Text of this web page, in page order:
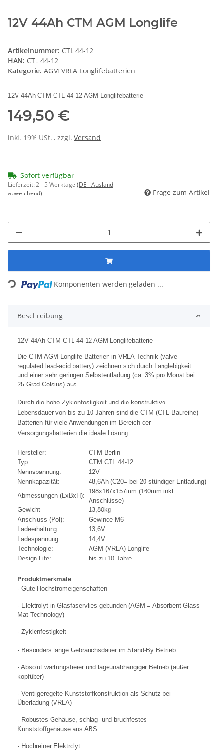
12V 44Ah CTM AGM Longlife
Artikelnummer: CTL 44-12
HAN: CTL 44-12
Kategorie: AGM VRLA Longlifebatterien
12V 44Ah CTM CTL 44-12 AGM Longlifebatterie
149,50 €
inkl. 19% USt. , zzgl. Versand
Sofort verfügbar
Lieferzeit:2 - 5 Werktage (DE - Ausland
abweichend)
Frage zum Artikel
Loading... Komponenten werden geladen ...
Beschreibung
12V 44Ah CTM CTL 44-12 AGM Longlifebatterie
Die CTM AGM Longlife Batterien in VRLA Technik (valve-
regulated lead-acid battery) zeichnen sich durch Langlebigkeit
und einer sehr geringen Selbstentladung (ca. 3% pro Monat bei
25 Grad Celsius) aus.
Durch die hohe Zyklenfestigkeit und die konstruktive
Lebensdauer von bis zu 10 Jahren sind die CTM (CTL-Baureihe)
Batterien für viele Anwendungen im Bereich der
Versorgungsbatterien die ideale Lösung.
Hersteller:
CTM Berlin
Typ:
CTM CTL 44-12
Nennspannung:
12V
Nennkapazität:
48,6Ah (C20= bei 20-stündiger Entladung)
Abmessungen (LxBxH):
198x167x157mm (160mm inkl.
Anschlüsse)
Gewicht
13,80kg
Anschluss (Pol):
Gewinde M6
Ladeerhaltung:
13,6V
Ladespannung:
14,4V
Technologie:
AGM (VRLA) Longlife
Design Life:
bis zu 10 Jahre
Produktmerkmale
- Gute Hochstromeigenschaften
- Elektrolyt in Glasfaservlies gebunden (AGM = Absorbent Glass
Mat Technology)
- Zyklenfestigkeit
- Besonders lange Gebrauchsdauer im Stand-By Betrieb
- Absolut wartungsfreier und lageunabhängiger Betrieb (außer
kopfüber)
- Ventilgeregelte Kunststoffkonstruktion als Schutz bei
Überladung (VRLA)
- Robustes Gehäuse, schlag- und bruchfestes
Kunststoffgehäuse aus ABS
- Hochreiner Elektrolyt